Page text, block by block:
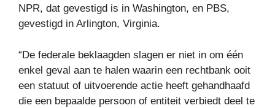
NPR, dat gevestigd is in Washington, en PBS,
gevestigd in Arlington, Virginia.
“De federale beklaagden slagen er niet in om één
enkel geval aan te halen waarin een rechtbank ooit
een statuut of uitvoerende actie heeft gehandhaafd
die een bepaalde persoon of entiteit verbiedt deel te